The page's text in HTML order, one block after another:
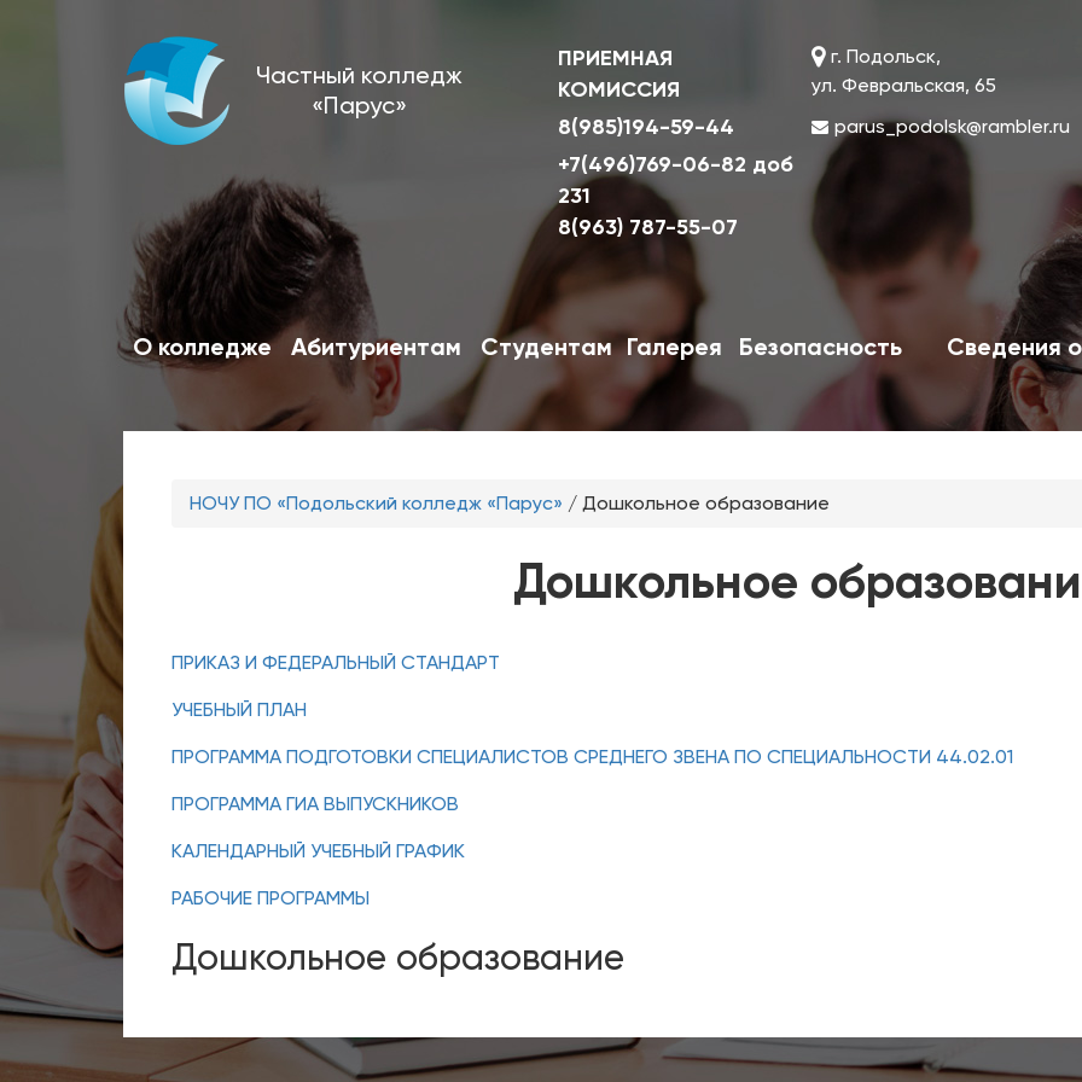
Частный колледж
«Парус»
ПРИЕМНАЯ
КОМИССИЯ
8(985)194-59-44
+7(496)769-06-82 доб
231
8(963) 787-55-07
г. Подольск,
ул. Февральская, 65
parus_podolsk@rambler.ru
О колледже Абитуриентам Студентам Галерея Безопасность Сведения
Вы
НОЧУ ПО «Подольский колледж «Парус» / Дошкольное образование
Дошкольное
ПРИКАЗ И ФЕДЕРАЛЬНЫЙ СТАНДАРТ
УЧЕБНЫЙ ПЛАН
ПРОГРАММА ПОДГОТОВКИ СПЕЦИАЛИСТОВ СРЕДНЕГО ЗВЕНА ПО СПЕЦИАЛЬНОСТИ 44.02.01
ПРОГРАММА ГИА ВЫПУСКНИКОВ
КАЛЕНДАРНЫЙ УЧЕБНЫЙ ГРАФИК
РАБОЧИЕ ПРОГРАММЫ
Дошкольное образование